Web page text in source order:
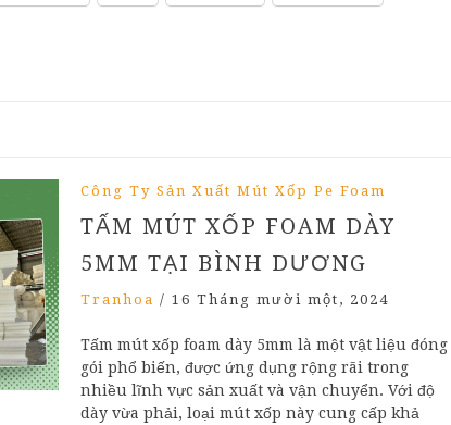
Công Ty Sản Xuất Mút Xốp Pe Foam
TẤM MÚT XỐP FOAM DÀY
5MM TẠI BÌNH DƯƠNG
Tranhoa / 16 Tháng mười một, 2024
Tấm mút xốp foam dày 5mm là một vật liệu đóng
gói phổ biến, được ứng dụng rộng rãi trong
nhiều lĩnh vực sản xuất và vận chuyển. Với độ
dày vừa phải, loại mút xốp này cung cấp khả